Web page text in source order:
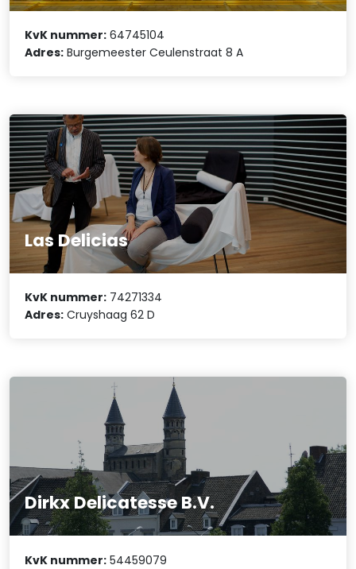
KvK nummer: 64745104
Adres: Burgemeester Ceulenstraat 8 A
Las Delicias
KvK nummer: 74271334
Adres: Cruyshaag 62 D
Dirkx Delicatesse B.V.
KvK nummer: 54459079